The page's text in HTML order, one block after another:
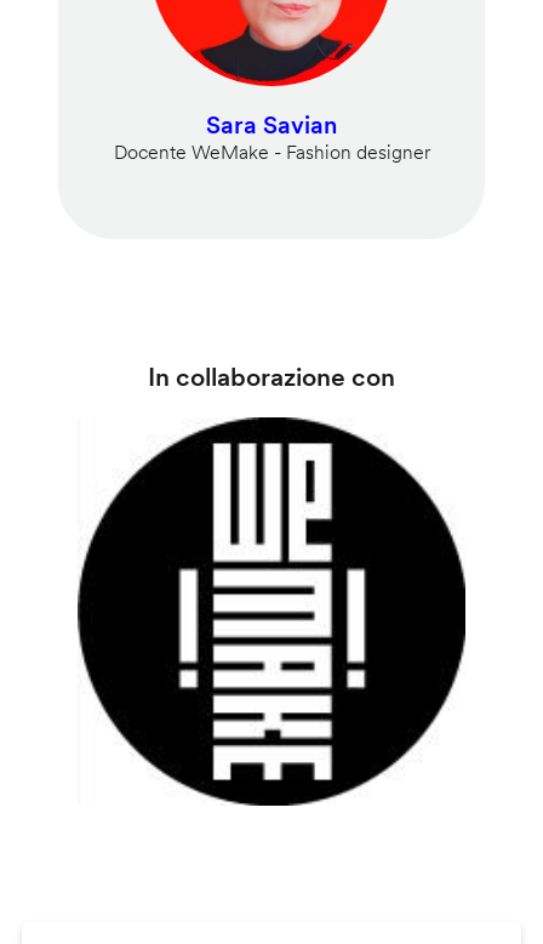
Sara Savian
Docente WeMake - Fashion designer
In collaborazione con